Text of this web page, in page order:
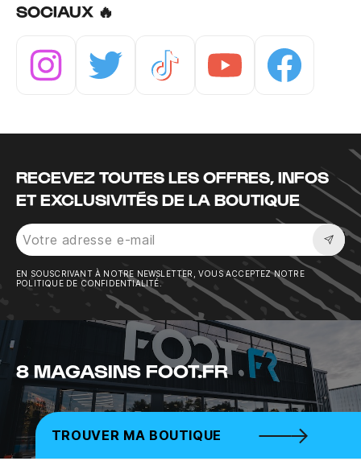
SOCIAUX 🔥
RECEVEZ TOUTES LES OFFRES, INFOS
ET EXCLUSIVITÉS DE LA BOUTIQUE
EN SOUSCRIVANT À NOTRE NEWSLETTER, VOUS ACCEPTEZ NOTRE
POLITIQUE DE CONFIDENTIALITÉ.
8 MAGASINS FOOT.FR
TROUVER MA BOUTIQUE